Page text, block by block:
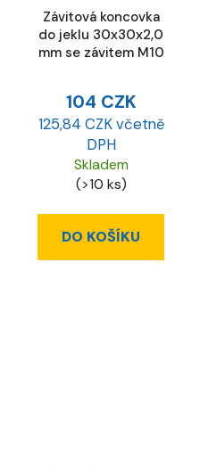
Závitová koncovka
do jeklu 30x30x2,0
mm se závitem M10
104 CZK
125,84 CZK včetně
DPH
Skladem
(>10 ks)
DO KOŠÍKU